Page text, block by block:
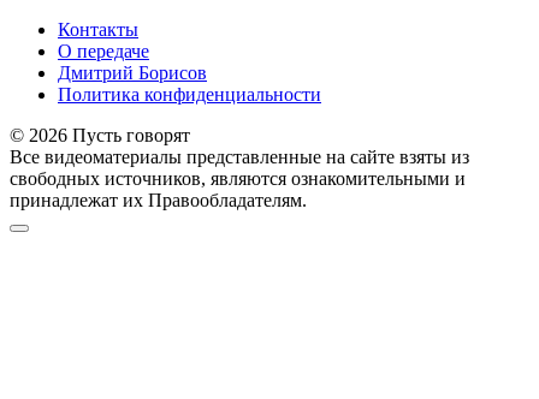
Контакты
О передаче
Дмитрий Борисов
Политика конфиденциальности
© 2026 Пусть говорят
Все видеоматериалы представленные на сайте взяты из
свободных источников, являются ознакомительными и
принадлежат их Правообладателям.